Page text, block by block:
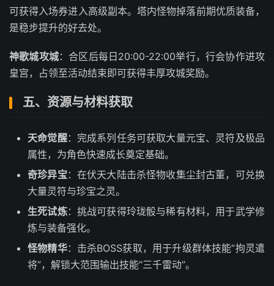
可获得入场券进入高级副本。塔内怪物掉落前期优质装备，
是稳步提升的好去处。
神歌城攻城：合区后每日20:00-22:00举行，行会协作进攻
皇宫，占领至活动结束即可获得丰厚攻城奖励。
五、资源与材料获取
天命觉醒：完成系列任务可获取大量元宝、灵符及极品
属性，为角色快速成长奠定基础。
奇珍异宝：在伏天大陆击杀怪物收集尘封古董，可兑换
大量灵符与珍宝之灵。
生死试炼：挑战可获得玲珑骰与稀有材料，用于武学修
炼与装备强化。
怪物精华：击杀BOSS获取，用于升级群体技能“拘灵遣
将”，解锁大范围输出技能“三千雷动”。